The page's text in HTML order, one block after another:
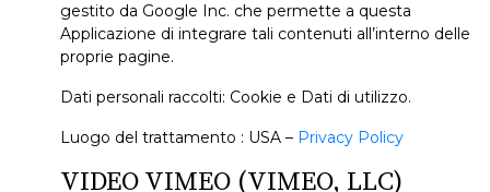
gestito da Google Inc. che permette a questa
Applicazione di integrare tali contenuti all’interno delle
proprie pagine.
Dati personali raccolti: Cookie e Dati di utilizzo.
Luogo del trattamento : USA – Privacy Policy
VIDEO VIMEO (VIMEO, LLC)